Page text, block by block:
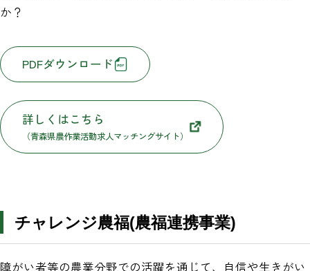
か？
PDFダウンロード
詳しくはこちら
（青森県農作業活動求人マッチングサイト）
チャレンジ農福(農福連携事業)
障がい者等の農業分野での活躍を通じて、自信や生きがい